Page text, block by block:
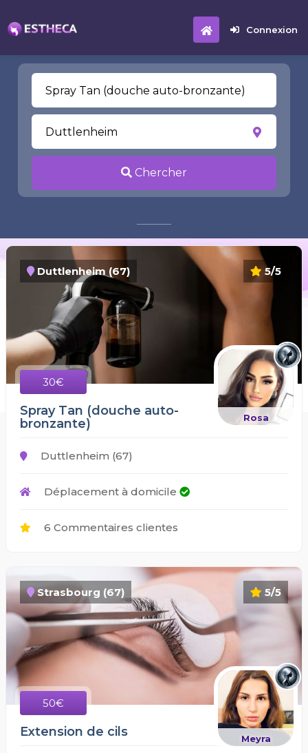
Connexion
Chercher
5/5
Duttlenheim (67)
30€
Rosa
Spray Tan (douche auto-
bronzante)
Duttlenheim (67)
Déplacement à domicile
6 Commentaires clientes
5/5
Strasbourg (67)
50€
Meyra
Extension de cils